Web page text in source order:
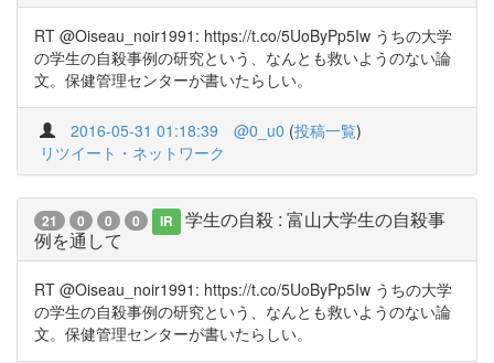
RT @Oiseau_noir1991: https://t.co/5UoByPp5Iw うちの大学
の学生の自殺事例の研究という、なんとも救いようのない論
文。保健管理センターが書いたらしい。
2016-05-31 01:18:39 @0_u0 (投稿一覧)
リツイート・ネットワーク
21 0 0 0 IR
学生の自殺 : 富山大学生の自殺事
例を通して
RT @Oiseau_noir1991: https://t.co/5UoByPp5Iw うちの大学
の学生の自殺事例の研究という、なんとも救いようのない論
文。保健管理センターが書いたらしい。